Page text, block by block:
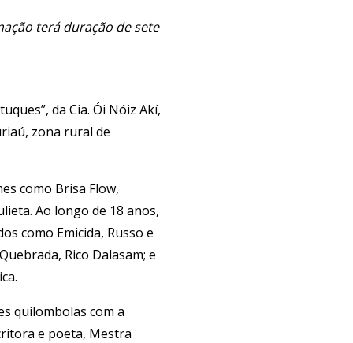
terá duração de sete
da Cia. Ói Nóiz Akí,
zona rural de
como Brisa Flow,
Ao longo de 18 anos,
como Emicida, Russo e
Rico Dalasam; e
quilombolas com a
e poeta, Mestra